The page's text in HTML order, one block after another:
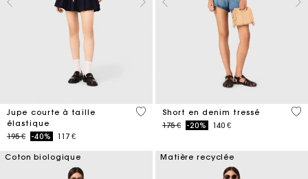
Jupe courte à taille
élastique
Price reduced from
195 €to-40% 117 €
3,4 out of 5 Customer Rating
Short en denim tressé
Price reduced from
175 €to-20% 140 €
4,9
Coton biologique Matière recyclée